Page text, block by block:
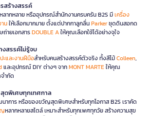
สร้างสรรค์
ากหลาย หรืออุปกรณ์สำนักงานครบครัน B2S มีเครื่อง
นให้เลือกมากมาย ตั้งแต่ปากกาลูกลื่นParkerชุดดินสอกด
ถ่ายเอกสารDOUBLE Aให้คุณเลือกใช้ได้อย่างจุใจ
สรรค์ไม่รู้จบ
ะและงานฝีมือสำหรับคนสร้างสรรค์ตัวจริง ทั้งสีไม้Colleen,
และอุปกรณ์ DIY ต่างๆ จากMONT MARTEให้คุณ
ำกัด
ดพิเศษทุกเทศกาล
าการ หรือของขวัญสุดพิเศษสำหรับทุกโอกาส B2S เราคัด
หลากหลายสไตล์ เหมาะสำหรับทุกเพศทุกวัย สร้างความสุข